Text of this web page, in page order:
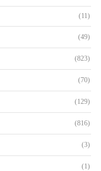
(11)
(49)
(823)
(70)
(129)
(816)
(3)
(1)